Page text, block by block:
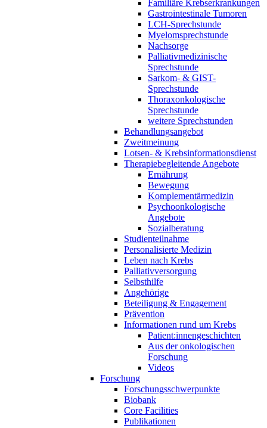
Familiäre Krebserkrankungen
Gastrointestinale Tumoren
LCH-Sprechstunde
Myelomsprechstunde
Nachsorge
Palliativmedizinische
Sprechstunde
Sarkom- & GIST-
Sprechstunde
Thoraxonkologische
Sprechstunde
weitere Sprechstunden
Behandlungsangebot
Zweitmeinung
Lotsen- & Krebsinformationsdienst
Therapiebegleitende Angebote
Ernährung
Bewegung
Komplementärmedizin
Psychoonkologische
Angebote
Sozialberatung
Studienteilnahme
Personalisierte Medizin
Leben nach Krebs
Palliativversorgung
Selbsthilfe
Angehörige
Beteiligung & Engagement
Prävention
Informationen rund um Krebs
Patient:innengeschichten
Aus der onkologischen
Forschung
Videos
Forschung
Forschungsschwerpunkte
Biobank
Core Facilities
Publikationen